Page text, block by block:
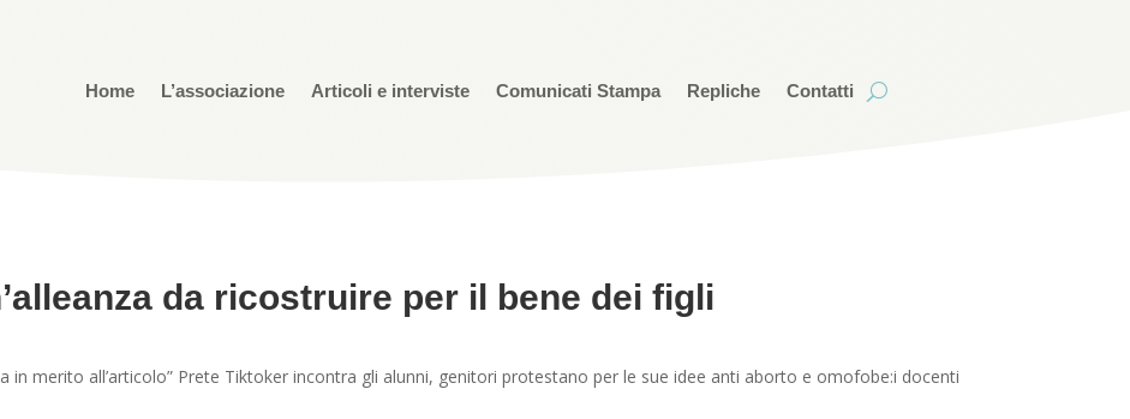
Home L’associazione Articoli e interviste Comunicati Stampa Repliche Contatti
da ricostruire per il bene dei figli
in merito all’articolo” Prete Tiktoker incontra gli alunni, genitori protestano per le sue idee anti aborto e omofobe:i docenti